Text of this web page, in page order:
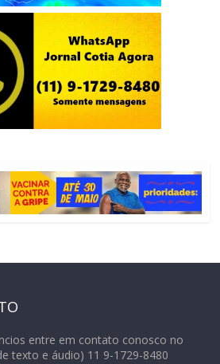
entre em contato conosco no
texto e áudio) 11 9-1729-8480